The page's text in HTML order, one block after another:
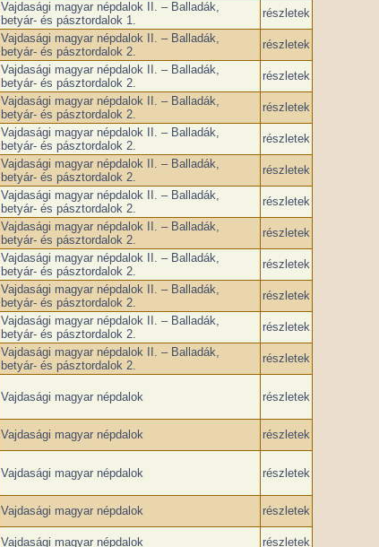
Vajdasági magyar népdalok II. – Balladák,
betyár- és pásztordalok 1.
részletek
Vajdasági magyar népdalok II. – Balladák,
betyár- és pásztordalok 2.
részletek
Vajdasági magyar népdalok II. – Balladák,
betyár- és pásztordalok 2.
részletek
Vajdasági magyar népdalok II. – Balladák,
betyár- és pásztordalok 2.
részletek
Vajdasági magyar népdalok II. – Balladák,
betyár- és pásztordalok 2.
részletek
Vajdasági magyar népdalok II. – Balladák,
betyár- és pásztordalok 2.
részletek
Vajdasági magyar népdalok II. – Balladák,
betyár- és pásztordalok 2.
részletek
Vajdasági magyar népdalok II. – Balladák,
betyár- és pásztordalok 2.
részletek
Vajdasági magyar népdalok II. – Balladák,
betyár- és pásztordalok 2.
részletek
Vajdasági magyar népdalok II. – Balladák,
betyár- és pásztordalok 2.
részletek
Vajdasági magyar népdalok II. – Balladák,
betyár- és pásztordalok 2.
részletek
Vajdasági magyar népdalok II. – Balladák,
betyár- és pásztordalok 2.
részletek
Vajdasági magyar népdalok részletek
Vajdasági magyar népdalok
részletek
Vajdasági magyar népdalok részletek
Vajdasági magyar népdalok
részletek
Vajdasági magyar népdalok részletek